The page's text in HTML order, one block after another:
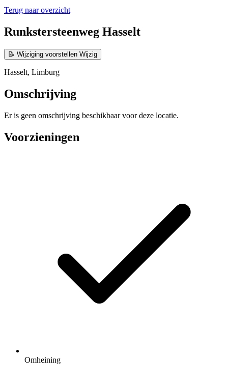
Terug naar overzicht
Runkstersteenweg Hasselt
📝 Wijziging voorstellen Wijzig
Hasselt, Limburg
Omschrijving
Er is geen omschrijving beschikbaar voor deze locatie.
Voorzieningen
Omheining